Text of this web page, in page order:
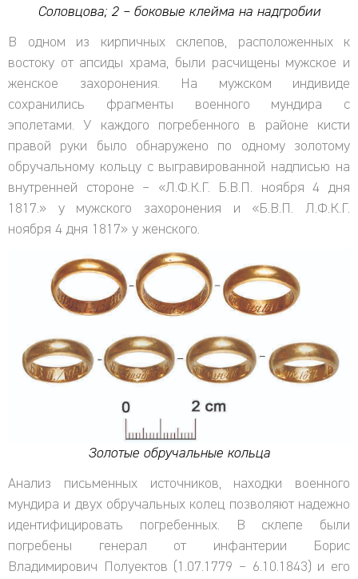
Соловцова; 2 – боковые клейма на надгробии
В одном из кирпичных склепов, расположенных к
востоку от апсиды храма, были расчищены мужское и
женское захоронения. На мужском индивиде
сохранились фрагменты военного мундира с
эполетами. У каждого погребенного в районе кисти
правой руки было обнаружено по одному золотому
обручальному кольцу с выгравированной надписью на
внутренней стороне – «Л.Ф.К.Г. Б.В.П. ноября 4 дня
1817.» у мужского захоронения и «Б.В.П. Л.Ф.К.Г.
ноября 4 дня 1817» у женского.
Золотые обручальные кольца
Анализ письменных источников, находки военного
мундира и двух обручальных колец позволяют надежно
идентифицировать погребенных. В склепе были
погребены генерал от инфантерии Борис
Владимирович Полуектов (1.07.1779 – 6.10.1843) и его